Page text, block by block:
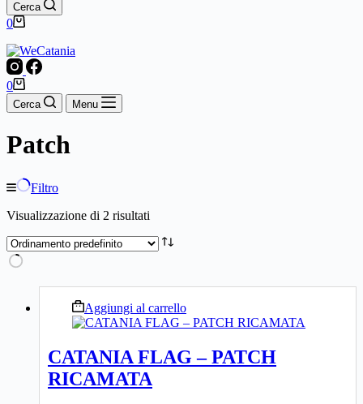
Cerca
Carrello
0
Carrello
0
Cerca Menu
Patch
Filtro
Visualizzazione di 2 risultati
Aggiungi al carrello
CATANIA FLAG – PATCH
RICAMATA